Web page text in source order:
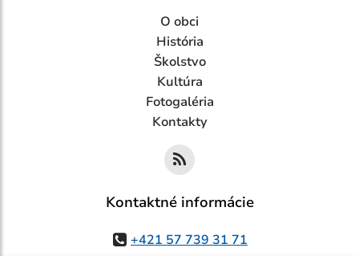
O obci
História
Školstvo
Kultúra
Fotogaléria
Kontakty
Kontaktné informácie
+421 57 739 31 71